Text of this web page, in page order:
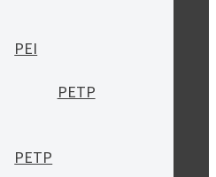
PEI
PETP
PETP